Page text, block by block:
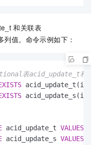
和关联表
值。命令示例如下：
表acid_update_t和关
acid_update_t(id
acid_update_s(id
acid_update_t VALUES
acid_update_s VALUES